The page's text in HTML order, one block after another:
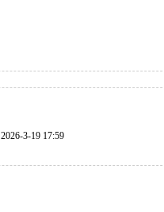
2026-3-19 17:59